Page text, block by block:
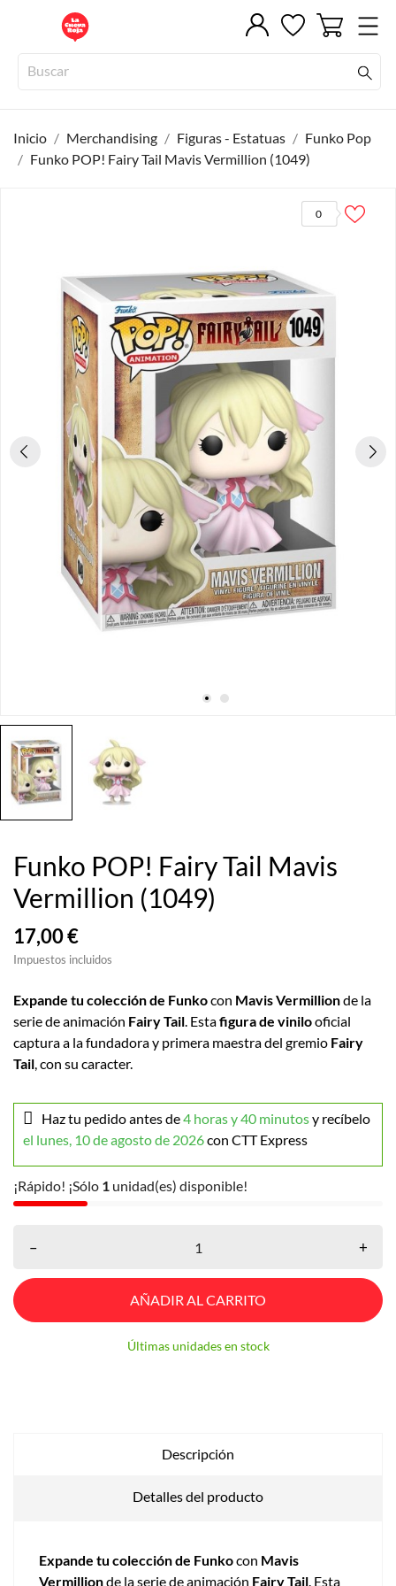
Inicio Merchandising Figuras - Estatuas
Funko Pop
Funko POP! Fairy Tail Mavis Vermillion (1049)
0
Funko POP! Fairy Tail Mavis
Vermillion (1049)
17,00 €
Impuestos incluidos
Expande tu colección de Funkocon Mavis Vermillionde la
serie de animación Fairy Tail. Estafigura de vinilooficial
captura a la fundadora y primera maestra del gremio Fairy
Tail, con su caracter.
Haz tu pedido antes de4 horas y 40 minutosy recíbelo
el lunes, 10 de agosto de 2026con CTT Express
¡Rápido! ¡Sólo 1 unidad(es) disponible!
– +
AÑADIR AL CARRITO
Últimas unidades en stock
Descripción
Detalles del producto
Expande tu colección de Funkocon Mavis
Vermillionde la serie de animación Fairy Tail. Esta